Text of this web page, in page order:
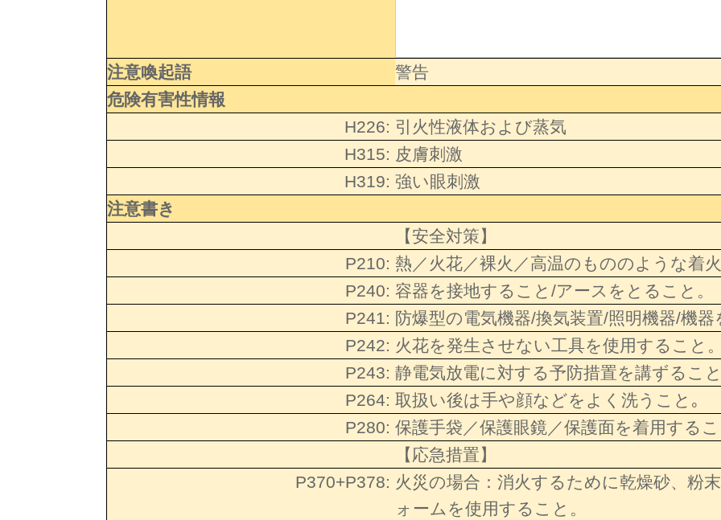
注意喚起語
警告
危険有害性情報
H226: 引火性液体および蒸気
H315: 皮膚刺激
H319: 強い眼刺激
注意書き
【安全対策】
P210: 熱／火花／裸火／高温のもののような着
P240: 容器を接地すること/アースをとること。
P241: 防爆型の電気機器/換気装置/照明機器/機器
P242: 火花を発生させない工具を使用すること。
P243: 静電気放電に対する予防措置を講ずること
P264: 取扱い後は手や顔などをよく洗うこと｡
P280: 保護手袋／保護眼鏡／保護面を着用するこ
【応急措置】
P370+P378: 火災の場合：消火するために乾燥砂、粉
ォームを使用すること。